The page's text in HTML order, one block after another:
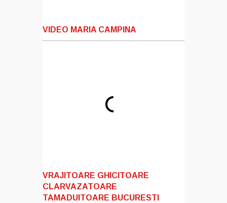
VIDEO MARIA CAMPINA
VRAJITOARE GHICITOARE
CLARVAZATOARE
TAMADUITOARE BUCURESTI